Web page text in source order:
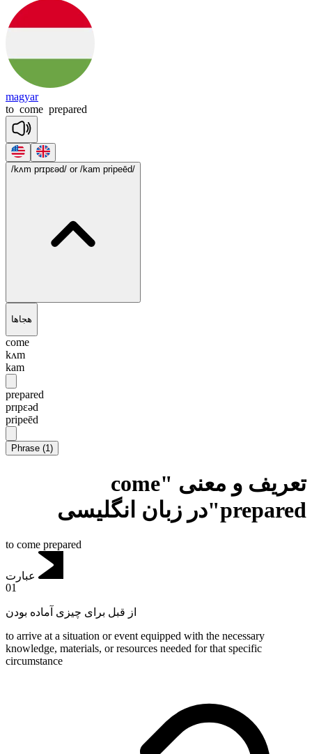
magyar
to come prepared
/kʌm prɪpɛəd/ or /kam pripeēd/
هجاها
come
kʌm
kam
prepared
prɪpɛəd
pripeēd
Phrase (1)
تعریف و معنی "come
prepared"در زبان انگلیسی
to come prepared
عبارت
01
از قبل برای چیزی آماده بودن
to arrive at a situation or event equipped with the necessary
knowledge, materials, or resources needed for that specific
circumstance